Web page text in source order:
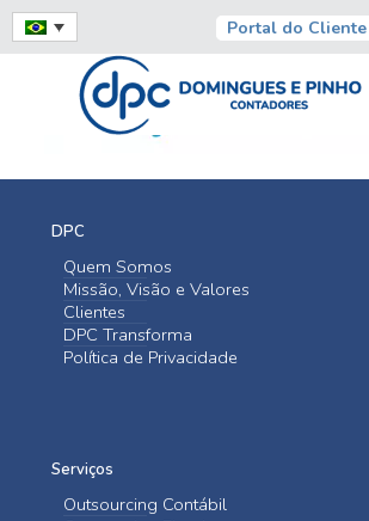
Portal do Cliente
DPC
Quem Somos
Missão, Visão e Valores
Clientes
DPC Transforma
Política de Privacidade
Serviços
Outsourcing Contábil